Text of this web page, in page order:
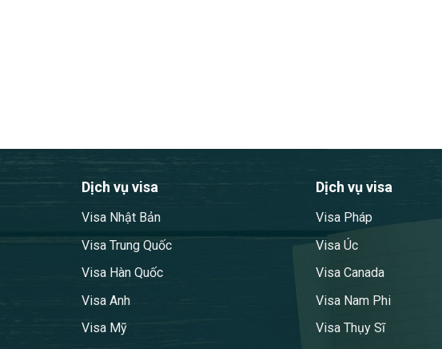
Dịch vụ visa
Visa Nhật Bản
Visa Trung Quốc
Visa Hàn Quốc
Visa Anh
Visa Mỹ
Dịch vụ visa
Visa Pháp
Visa Úc
Visa Canada
Visa Nam Phi
Visa Thụy Sĩ